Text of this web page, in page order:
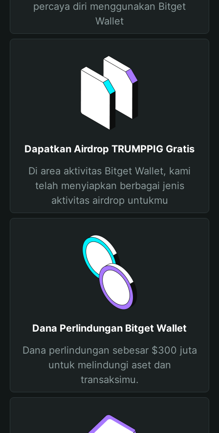
percaya diri menggunakan Bitget
Wallet
Dapatkan Airdrop TRUMPPIG Gratis
Di area aktivitas Bitget Wallet, kami
telah menyiapkan berbagai jenis
aktivitas airdrop untukmu
Dana Perlindungan Bitget Wallet
Dana perlindungan sebesar $300 juta
untuk melindungi aset dan
transaksimu.